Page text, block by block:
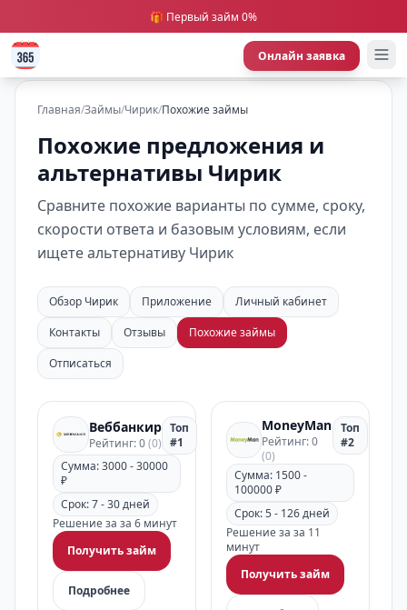
🎁 Первый займ 0%
Онлайн заявка
Главная/Займы/Чирик/Похожие займы
Похожие предложения и
альтернативы Чирик
Сравните похожие варианты по сумме, сроку,
скорости ответа и базовым условиям, если
ищете альтернативу Чирик
Обзор Чирик Приложение
Личный кабинет
Контакты
Отзывы
Похожие займы
Отписаться
Веббанкир
Рейтинг: 0(0)
Топ
#1
Сумма: 3000 - 30000
₽
Срок: 7 - 30 дней
Решение за за 6 минут
Получить займ
Подробнее
MoneyMan
Рейтинг: 0
(0)
Топ
#2
Сумма: 1500 -
100000 ₽
Срок: 5 - 126 дней
Решение за за 11
минут
Получить займ